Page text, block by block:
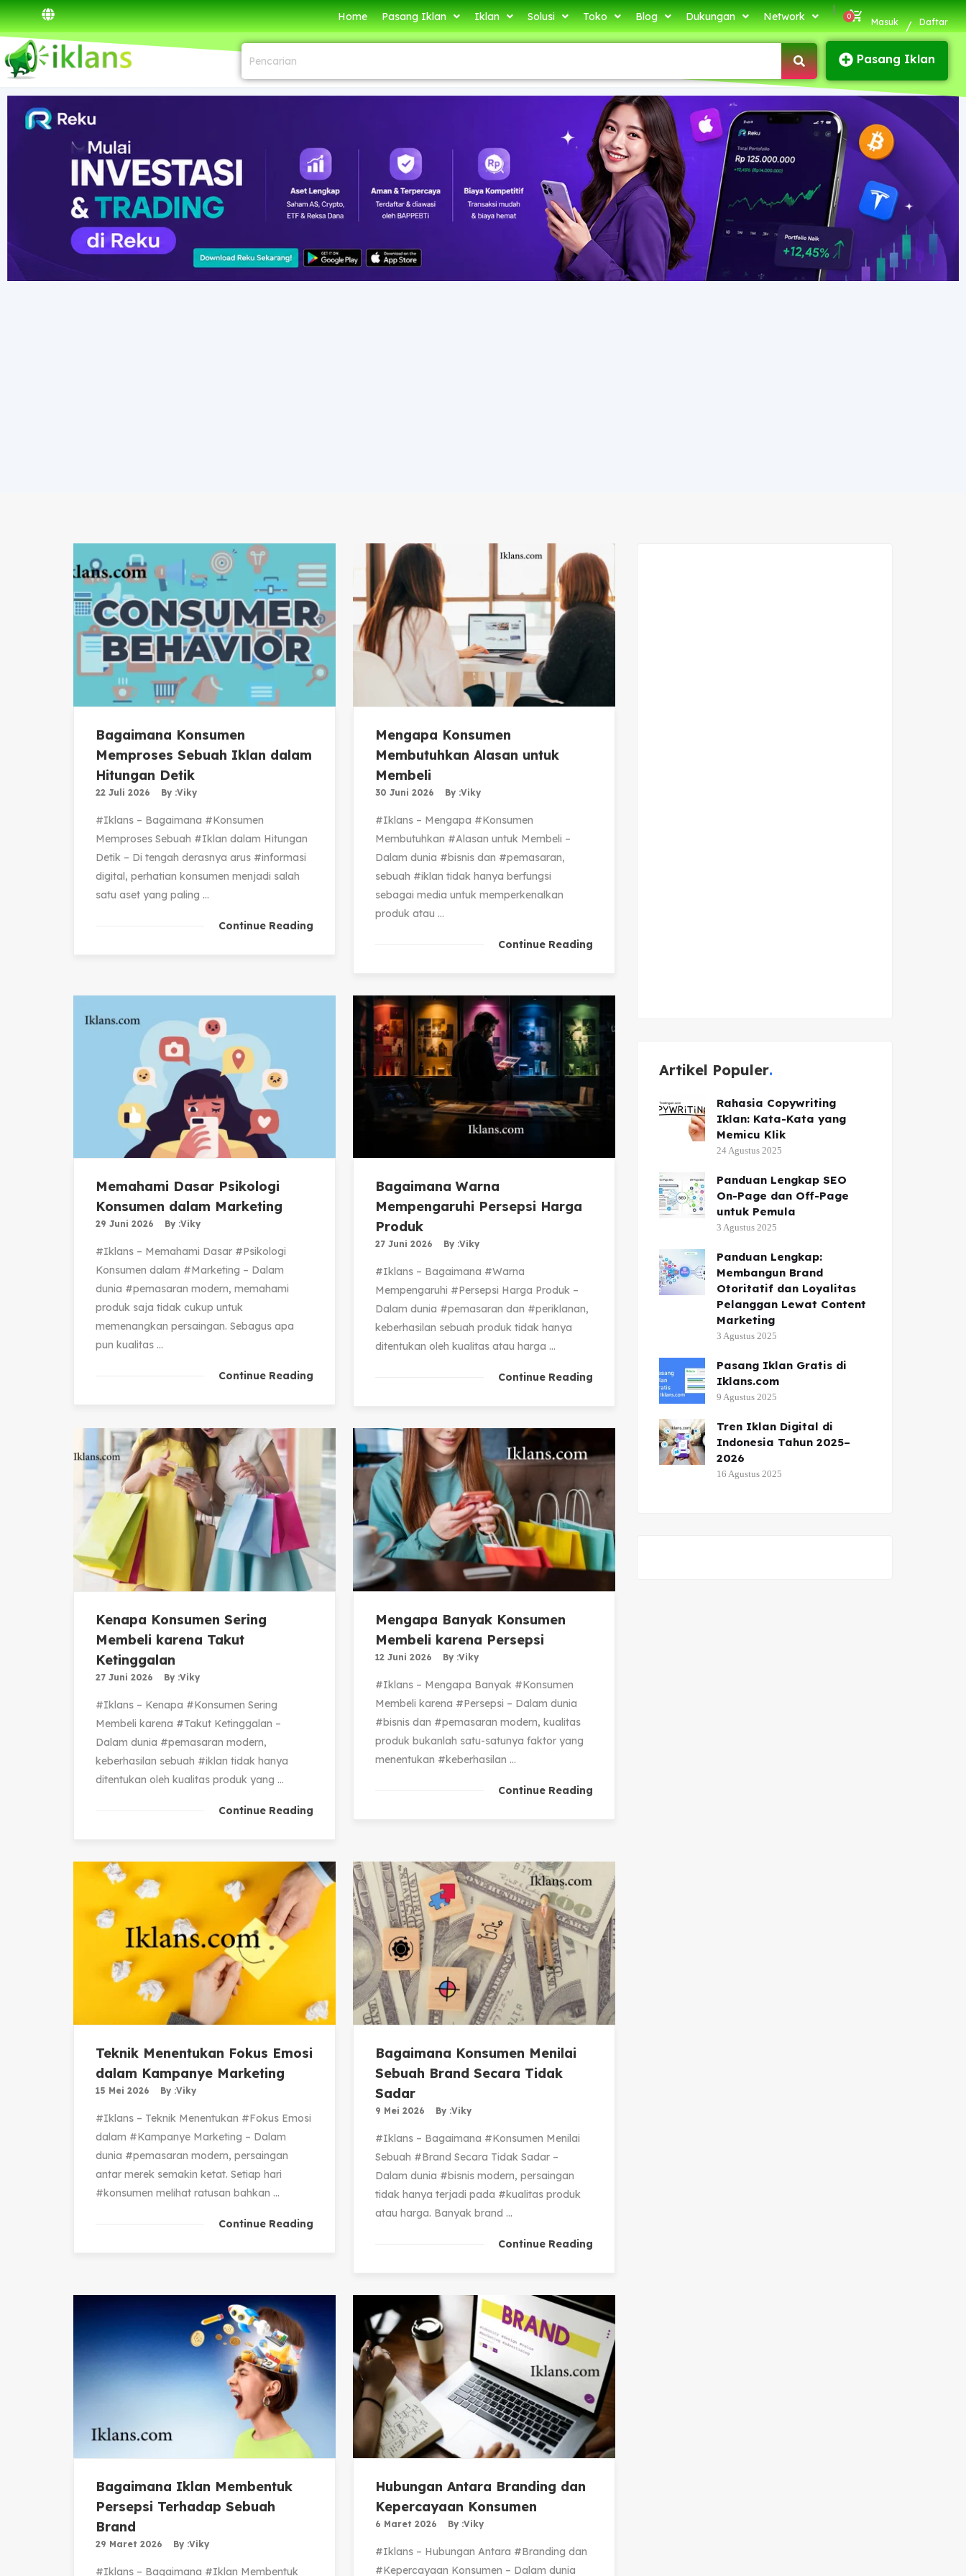
Home Pasang Iklan Iklan Solusi Toko Blog Dukungan Network
|
Masuk / Daftar
Pasang Iklan
Bagaimana Konsumen
Memproses Sebuah Iklan dalam
Hitungan Detik
22 Juli 2026 By :Viky
#Iklans – Bagaimana #Konsumen
Memproses Sebuah #Iklan dalam Hitungan
Detik – Di tengah derasnya arus #informasi
digital, perhatian konsumen menjadi salah
satu aset yang paling ...
Continue Reading
Mengapa Konsumen
Membutuhkan Alasan untuk
Membeli
30 Juni 2026 By :Viky
#Iklans – Mengapa #Konsumen
Membutuhkan #Alasan untuk Membeli –
Dalam dunia #bisnis dan #pemasaran,
sebuah #iklan tidak hanya berfungsi
sebagai media untuk memperkenalkan
produk atau ...
Continue Reading
Memahami Dasar Psikologi
Konsumen dalam Marketing
29 Juni 2026 By :Viky
#Iklans – Memahami Dasar #Psikologi
Konsumen dalam #Marketing – Dalam
dunia #pemasaran modern, memahami
produk saja tidak cukup untuk
memenangkan persaingan. Sebagus apa
pun kualitas ...
Continue Reading
Bagaimana Warna
Mempengaruhi Persepsi Harga
Produk
27 Juni 2026 By :Viky
#Iklans – Bagaimana #Warna
Mempengaruhi #Persepsi Harga Produk –
Dalam dunia #pemasaran dan #periklanan,
keberhasilan sebuah produk tidak hanya
ditentukan oleh kualitas atau harga ...
Continue Reading
Kenapa Konsumen Sering
Membeli karena Takut
Ketinggalan
27 Juni 2026 By :Viky
#Iklans – Kenapa #Konsumen Sering
Membeli karena #Takut Ketinggalan –
Dalam dunia #pemasaran modern,
keberhasilan sebuah #iklan tidak hanya
ditentukan oleh kualitas produk yang ...
Continue Reading
Mengapa Banyak Konsumen
Membeli karena Persepsi
12 Juni 2026 By :Viky
#Iklans – Mengapa Banyak #Konsumen
Membeli karena #Persepsi – Dalam dunia
#bisnis dan #pemasaran modern, kualitas
produk bukanlah satu-satunya faktor yang
menentukan #keberhasilan ...
Continue Reading
Teknik Menentukan Fokus Emosi
dalam Kampanye Marketing
15 Mei 2026 By :Viky
#Iklans – Teknik Menentukan #Fokus Emosi
dalam #Kampanye Marketing – Dalam
dunia #pemasaran modern, persaingan
antar merek semakin ketat. Setiap hari
#konsumen melihat ratusan bahkan ...
Continue Reading
Bagaimana Konsumen Menilai
Sebuah Brand Secara Tidak
Sadar
9 Mei 2026 By :Viky
#Iklans – Bagaimana #Konsumen Menilai
Sebuah #Brand Secara Tidak Sadar –
Dalam dunia #bisnis modern, persaingan
tidak hanya terjadi pada #kualitas produk
atau harga. Banyak brand ...
Continue Reading
Bagaimana Iklan Membentuk
Persepsi Terhadap Sebuah
Brand
29 Maret 2026 By :Viky
#Iklans – Bagaimana #Iklan Membentuk
Hubungan Antara Branding dan
Kepercayaan Konsumen
6 Maret 2026 By :Viky
#Iklans – Hubungan Antara #Branding dan
#Kepercayaan Konsumen – Dalam dunia
Artikel Populer
Rahasia Copywriting
Iklan: Kata-Kata yang
Memicu Klik
24 Agustus 2025
Panduan Lengkap SEO
On-Page dan Off-Page
untuk Pemula
3 Agustus 2025
Panduan Lengkap:
Membangun Brand
Otoritatif dan Loyalitas
Pelanggan Lewat Content
Marketing
3 Agustus 2025
Pasang Iklan Gratis di
Iklans.com
9 Agustus 2025
Tren Iklan Digital di
Indonesia Tahun 2025–
2026
16 Agustus 2025